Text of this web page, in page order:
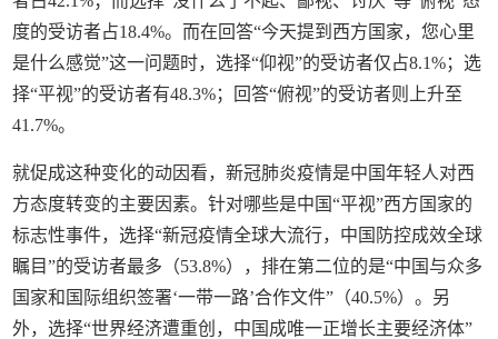
度的受访者占18.4%。而在回答“今天提到西方国家，您心里
是什么感觉”这一问题时，选择“仰视”的受访者仅占8.1%；选
择“平视”的受访者有48.3%；回答“俯视”的受访者则上升至
41.7%。
就促成这种变化的动因看，新冠肺炎疫情是中国年轻人对西
方态度转变的主要因素。针对哪些是中国“平视”西方国家的
标志性事件，选择“新冠疫情全球大流行，中国防控成效全球
瞩目”的受访者最多（53.8%），排在第二位的是“中国与众多
国家和国际组织签署‘一带一路’合作文件”（40.5%）。另
外，选择“世界经济遭重创，中国成唯一正增长主要经济体”